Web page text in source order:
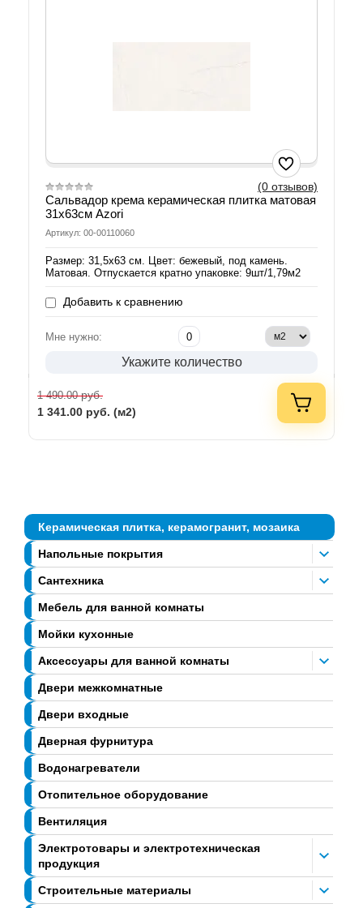
Керамическая плитка, керамогранит, мозаика
Напольные покрытия
Сантехника
Мебель для ванной комнаты
Мойки кухонные
Аксессуары для ванной комнаты
Двери межкомнатные
Двери входные
Дверная фурнитура
Водонагреватели
Отопительное оборудование
Вентиляция
Электротовары и электротехническая
продукция
Строительные материалы
(0 отзывов)
Сальвадор крема керамическая плитка матовая
31х63см Azori
Артикул: 00-00110060
Размер: 31,5х63 см. Цвет: бежевый, под камень.
Матовая. Отпускается кратно упаковке: 9шт/1,79м2
Добавить к сравнению
Мне нужно:
Укажите количество
1 490.00руб.
1 341.00 руб. (м2)